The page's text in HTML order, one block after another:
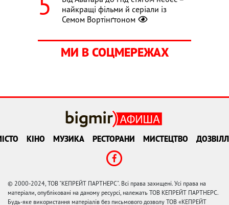
найкращі фільми й серіали із
Семом Вортінґтоном
МИ В СОЦМЕРЕЖАХ
КІНО МУЗИКА РЕСТОРАНИ МИСТЕЦТВО
© 2000-2024, ТОВ "КЕПРЕЙТ ПАРТНЕРС". Всі права захищені. Усі права на
матеріали, опубліковані на даному ресурсі, належать ТОВ КЕПРЕЙТ ПАРТНЕРС.
Будь-яке використання матеріалів без письмового дозволу ТОВ «КЕПРЕЙТ